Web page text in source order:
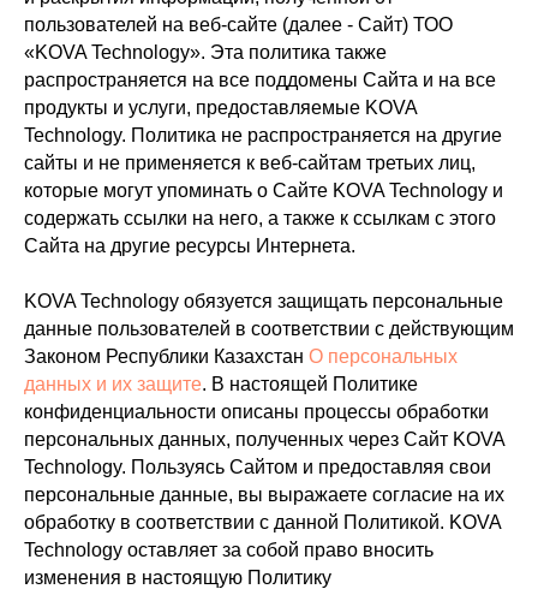
пользователей на веб-сайте (далее - Сайт) ТОО
«KOVA Technology». Эта политика также
распространяется на все поддомены Сайта и на все
продукты и услуги, предоставляемые KOVA
Technology. Политика не распространяется на другие
сайты и не применяется к веб-сайтам третьих лиц,
которые могут упоминать о Сайте KOVA Technology и
содержать ссылки на него, а также к ссылкам с этого
Сайта на другие ресурсы Интернета.
KOVA Technology обязуется защищать персональные
данные пользователей в соответствии с действующим
Законом Республики Казахстан О персональных
данных и их защите. В настоящей Политике
конфиденциальности описаны процессы обработки
персональных данных, полученных через Сайт KOVA
Technology. Пользуясь Сайтом и предоставляя свои
персональные данные, вы выражаете согласие на их
обработку в соответствии с данной Политикой. KOVA
Technology оставляет за собой право вносить
изменения в настоящую Политику